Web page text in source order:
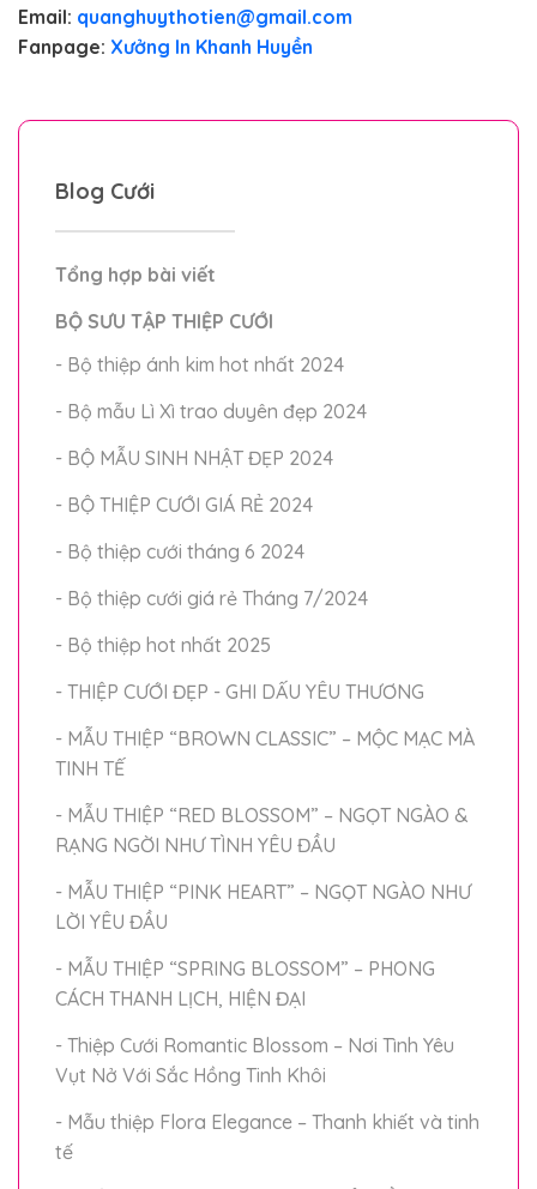
Email: quanghuythotien@gmail.com
Fanpage: Xưởng In Khanh Huyền
Blog Cưới
Tổng hợp bài viết
BỘ SƯU TẬP THIỆP CƯỚI
- Bộ thiệp ánh kim hot nhất 2024
- Bộ mẫu Lì Xì trao duyên đẹp 2024
- BỘ MẪU SINH NHẬT ĐẸP 2024
- BỘ THIỆP CƯỚI GIÁ RẺ 2024
- Bộ thiệp cưới tháng 6 2024
- Bộ thiệp cưới giá rẻ Tháng 7/2024
- Bộ thiệp hot nhất 2025
- THIỆP CƯỚI ĐẸP - GHI DẤU YÊU THƯƠNG
- MẪU THIỆP “BROWN CLASSIC” – MỘC MẠC MÀ
TINH TẾ
- MẪU THIỆP “RED BLOSSOM” – NGỌT NGÀO &
RẠNG NGỜI NHƯ TÌNH YÊU ĐẦU
- MẪU THIỆP “PINK HEART” – NGỌT NGÀO NHƯ
LỜI YÊU ĐẦU
- MẪU THIỆP “SPRING BLOSSOM” – PHONG
CÁCH THANH LỊCH, HIỆN ĐẠI
- Thiệp Cưới Romantic Blossom – Nơi Tình Yêu
Vụt Nở Với Sắc Hồng Tinh Khôi
- Mẫu thiệp Flora Elegance – Thanh khiết và tinh
tế